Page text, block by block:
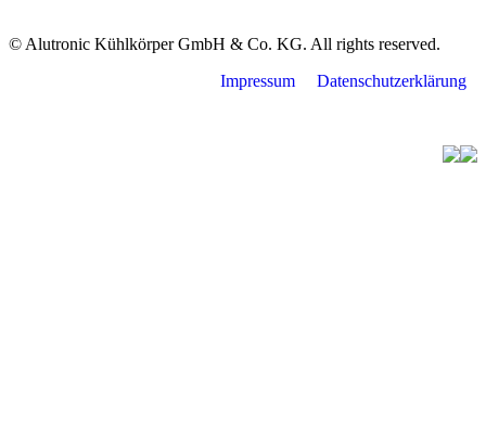
© Alutronic Kühlkörper GmbH & Co. KG. All rights reserved.
Impressum
Datenschutzerklärung